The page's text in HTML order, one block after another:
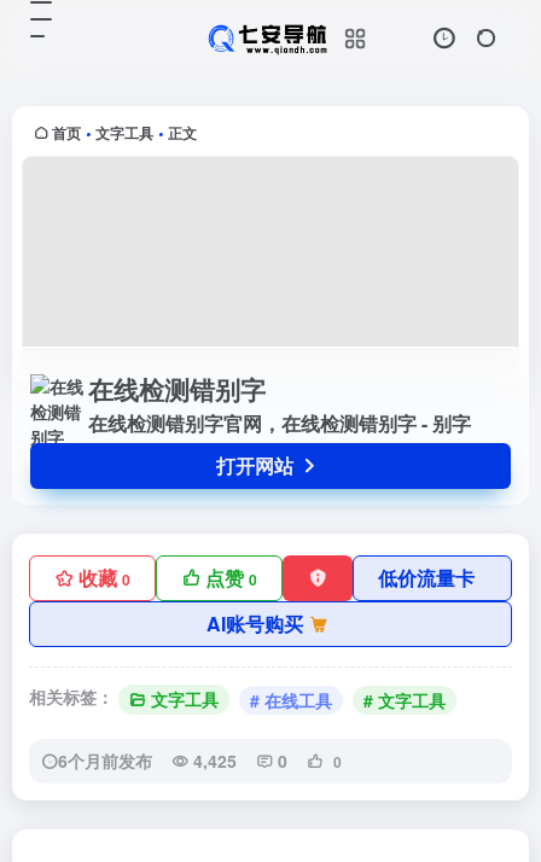
首页 • 文字工具 • 正文
在线检测错别字
在线检测错别字官网，在线检测错别字 - 别字
打开网站
收藏 0 点赞0
低价流量卡
AI账号购买
相关标签： 文字工具 # 在线工具 # 文字工具
6个月前发布 4,425 0 0